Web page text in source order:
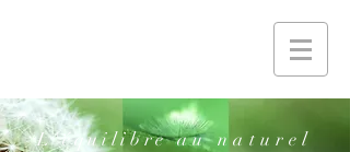
L'équilibreau naturel